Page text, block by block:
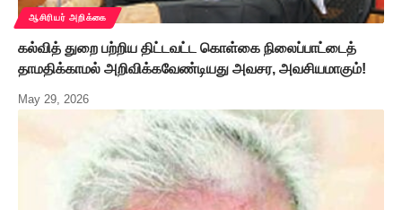
ஆசிரியர் அறிக்கை
கல்வித் துறை பற்றிய திட்டவட்ட கொள்கை நிலைப்பாட்டைத்
தாமதிக்காமல் அறிவிக்கவேண்டியது அவசர, அவசியமாகும்!
May 29, 2026